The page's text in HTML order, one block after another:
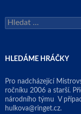
Vyhledávání
HLEDÁME HRÁČKY
Pro nadcházející
ročníku 2006 a starší.
národního týmu
V
hulkova@ringet.cz.